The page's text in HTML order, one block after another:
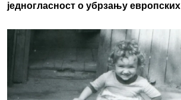
једногласност о убрзању европских